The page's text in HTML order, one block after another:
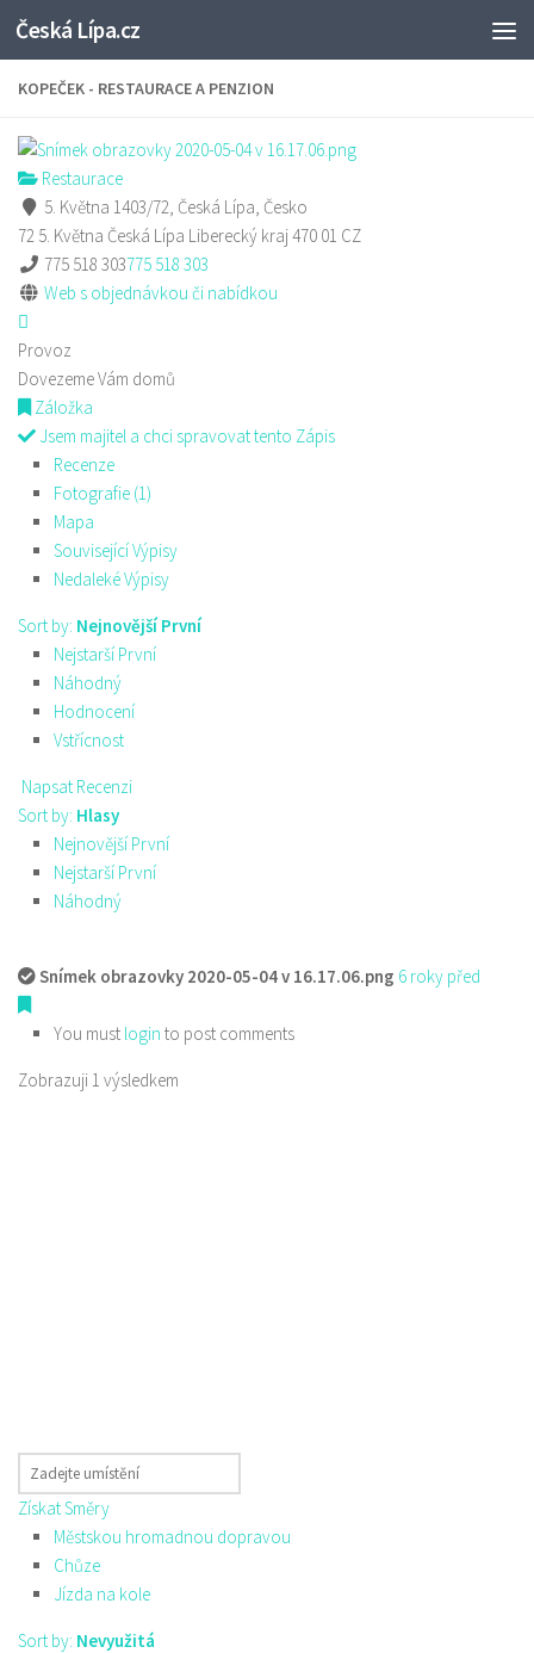
Skip to content
Česká Lípa.cz
KOPEČEK - RESTAURACE A PENZION
Restaurace
5. Května 1403/72, Česká Lípa, Česko
72 5. Května Česká Lípa Liberecký kraj470 01 CZ
775 518 303775 518 303
Web s objednávkou či nabídkou
Provoz
Dovezeme Vám domů
Záložka
Jsem majitel a chci spravovat tento Zápis
Recenze
Fotografie (1)
Mapa
Související Výpisy
Nedaleké Výpisy
Sort by: Nejnovější První
Nejstarší První
Náhodný
Hodnocení
Vstřícnost
Napsat Recenzi
Sort by: Hlasy
Nejnovější První
Nejstarší První
Náhodný
Snímek obrazovky 2020-05-04 v 16.17.06.png 6 roky před
You must login to post comments
Zobrazuji 1 výsledkem
Získat Směry
Městskou hromadnou dopravou
Chůze
Jízda na kole
Sort by: Nevyužitá